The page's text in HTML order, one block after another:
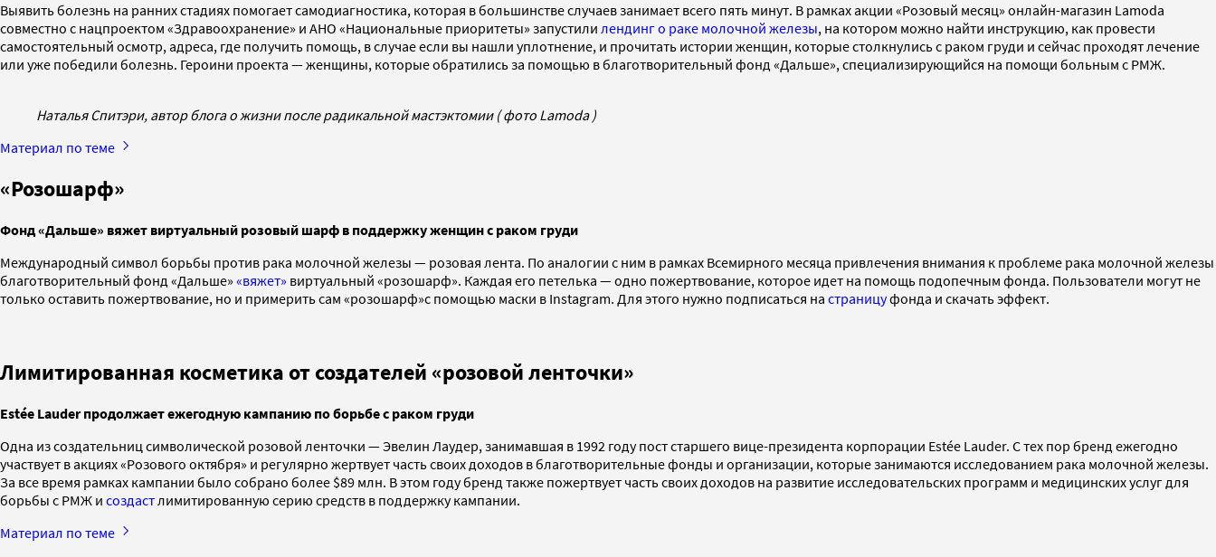
Выявить болезнь на ранних стадиях помогает самодиагностика, которая в большинстве случаев занимает всего пять минут. В рамках акции «Розовый месяц» онлайн-магазин Lamoda
совместно с нацпроектом «Здравоохранение» и АНО «Национальные приоритеты» запустили лендинг о раке молочной железы, на котором можно найти инструкцию, как провести
самостоятельный осмотр, адреса, где получить помощь, в случае если вы нашли уплотнение, и прочитать истории женщин, которые столкнулись с раком груди и сейчас проходят лечение
или уже победили болезнь. Героини проекта — женщины, которые обратились за помощью в благотворительный фонд «Дальше», специализирующийся на помощи больным с РМЖ.
Наталья Спитэри, автор блога о жизни после радикальной мастэктомии ( фото Lamoda )
Материал по теме
«Розошарф»
Фонд «Дальше» вяжет виртуальный розовый шарф в поддержку женщин с раком груди
Международный символ борьбы против рака молочной железы — розовая лента. По аналогии с ним в рамках Всемирного месяца привлечения внимания к проблеме рака молочной железы
благотворительный фонд «Дальше» «вяжет» виртуальный «розошарф». Каждая его петелька — одно пожертвование, которое идет на помощь подопечным фонда. Пользователи могут не
только оставить пожертвование, но и примерить сам «розошарф»с помощью маски в Instagram. Для этого нужно подписаться на страницуфонда и скачать эффект.
Лимитированная косметика от создателей «розовой ленточки»
Estée Lauder продолжает ежегодную кампанию по борьбе с раком груди
Одна из создательниц символической розовой ленточки — Эвелин Лаудер, занимавшая в 1992 году пост старшего вице-президента корпорации Estée Lauder. С тех пор бренд ежегодно
участвует в акциях «Розового октября» и регулярно жертвует часть своих доходов в благотворительные фонды и организации, которые занимаются исследованием рака молочной железы.
За все время рамках кампании было собрано более $89 млн. В этом году бренд также пожертвует часть своих доходов на развитие исследовательских программ и медицинских услуг для
борьбы с РМЖ и создастлимитированную серию средств в поддержку кампании.
Материал по теме